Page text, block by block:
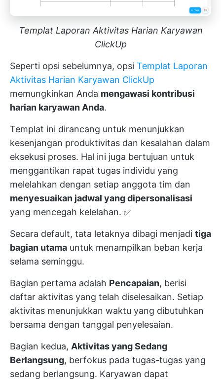
Templat Laporan Aktivitas Harian Karyawan
ClickUp
Seperti opsi sebelumnya, opsi Templat Laporan
Aktivitas Harian Karyawan ClickUp
memungkinkan Anda mengawasi kontribusi
harian karyawan Anda.
Templat ini dirancang untuk menunjukkan
kesenjangan produktivitas dan kesalahan dalam
eksekusi proses. Hal ini juga bertujuan untuk
menggantikan rapat tugas individu yang
melelahkan dengan setiap anggota tim dan
menyesuaikan jadwal yang dipersonalisasi
yang mencegah kelelahan. ✅
Secara default, tata letaknya dibagi menjadi tiga
bagian utama untuk menampilkan beban kerja
selama seminggu.
Bagian pertama adalah Pencapaian, berisi
daftar aktivitas yang telah diselesaikan. Setiap
aktivitas menunjukkan waktu yang dibutuhkan
bersama dengan tanggal penyelesaian.
Bagian kedua, Aktivitas yang Sedang
Berlangsung, berfokus pada tugas-tugas yang
sedang berlangsung. Karyawan dapat